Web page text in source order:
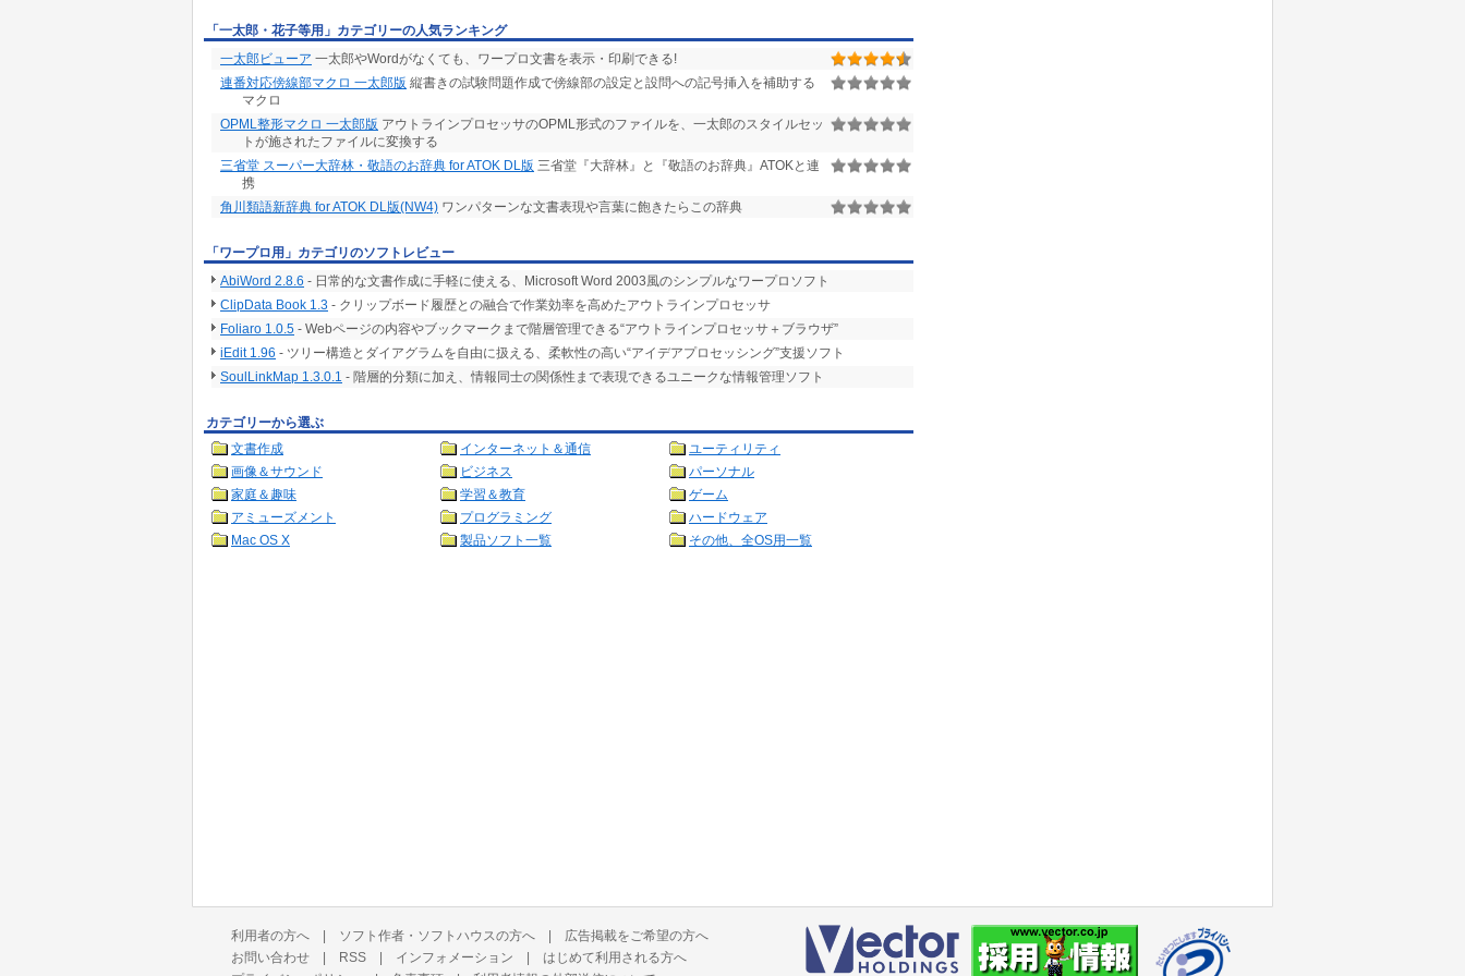
「一太郎・花子等用」カテゴリーの人気ランキング
一太郎ビューア 一太郎やWordがなくても、ワープロ文書を表示・印刷できる!
連番対応傍線部マクロ 一太郎版 縦書きの試験問題作成で傍線部の設定と設問への記号挿入を補助する
マクロ
OPML整形マクロ 一太郎版 アウトラインプロセッサのOPML形式のファイルを、一太郎のスタイルセッ
トが施されたファイルに変換する
三省堂 スーパー大辞林・敬語のお辞典 for ATOK DL版 三省堂『大辞林』と『敬語のお辞典』ATOKと連
携
角川類語新辞典 for ATOK DL版(NW4) ワンパターンな文書表現や言葉に飽きたらこの辞典
「ワープロ用」カテゴリのソフトレビュー
AbiWord 2.8.6 - 日常的な文書作成に手軽に使える、Microsoft Word 2003風のシンプルなワープロソフト
ClipData Book 1.3 - クリップボード履歴との融合で作業効率を高めたアウトラインプロセッサ
Foliaro 1.0.5 - Webページの内容やブックマークまで階層管理できる“アウトラインプロセッサ＋ブラウザ”
iEdit 1.96 - ツリー構造とダイアグラムを自由に扱える、柔軟性の高い“アイデアプロセッシング”支援ソフト
SoulLinkMap 1.3.0.1 - 階層的分類に加え、情報同士の関係性まで表現できるユニークな情報管理ソフト
カテゴリーから選ぶ
文書作成
インターネット＆通信
ユーティリティ
画像＆サウンド
ビジネス
パーソナル
家庭＆趣味
学習＆教育
ゲーム
アミューズメント
プログラミング
ハードウェア
Mac OS X
製品ソフト一覧 その他、全OS用一覧
利用者の方へ | ソフト作者・ソフトハウスの方へ | 広告掲載をご希望の方へ
お問い合わせ | RSS | インフォメーション | はじめて利用される方へ